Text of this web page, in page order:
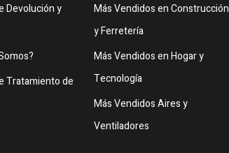
Devolución y
Tratamiento de
Más Vendidos en Construcción
y Ferretería
Más Vendidos en Hogar y
Tecnología
Más Vendidos Aires y
Ventiladores